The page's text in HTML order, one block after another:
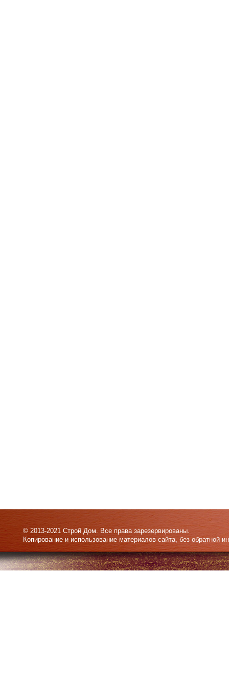
© 2013-2021 Строй Дом. Все права зарезервированы.
Копирование и использование материалов сайта, без обратной